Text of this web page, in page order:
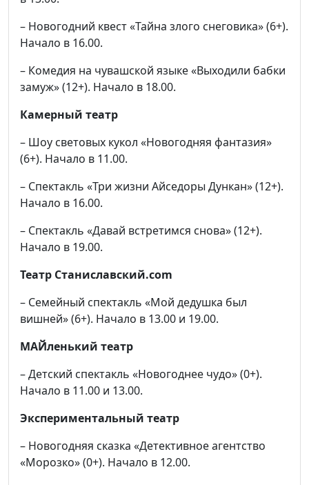
– Новогодний квест «Тайна злого снеговика» (6+).
Начало в 16.00.
– Комедия на чувашской языке «Выходили бабки
замуж» (12+). Начало в 18.00.
Камерный театр
– Шоу световых кукол «Новогодняя фантазия»
(6+). Начало в 11.00.
– Спектакль «Три жизни Айседоры Дункан» (12+).
Начало в 16.00.
– Спектакль «Давай встретимся снова» (12+).
Начало в 19.00.
Театр Станиславский.com
– Семейный спектакль «Мой дедушка был
вишней» (6+). Начало в 13.00 и 19.00.
МАЙленький театр
– Детский спектакль «Новогоднее чудо» (0+).
Начало в 11.00 и 13.00.
Экспериментальный театр
– Новогодняя сказка «Детективное агентство
«Морозко» (0+). Начало в 12.00.